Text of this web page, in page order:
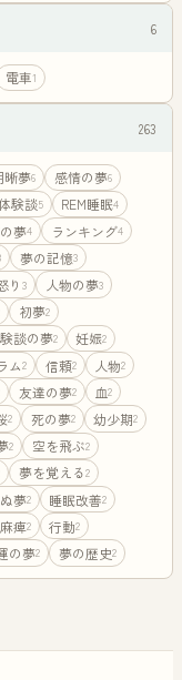
6
電車1
263
晰夢6 感情の夢6
験談5 REM睡眠4
夢4 ランキング4
夢の記憶3
り3 人物の夢3
初夢2
談の夢2 妊娠2
ム2 信頼2 人物2
友達の夢2 血2
2 死の夢2 幼少期2
2 空を飛ぶ2
夢を覚える2
夢2 睡眠改善2
痺2 行動2
の夢2 夢の歴史2